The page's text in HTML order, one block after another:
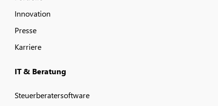
Innovation
Presse
Karriere
IT & Beratung
Steuerberatersoftware